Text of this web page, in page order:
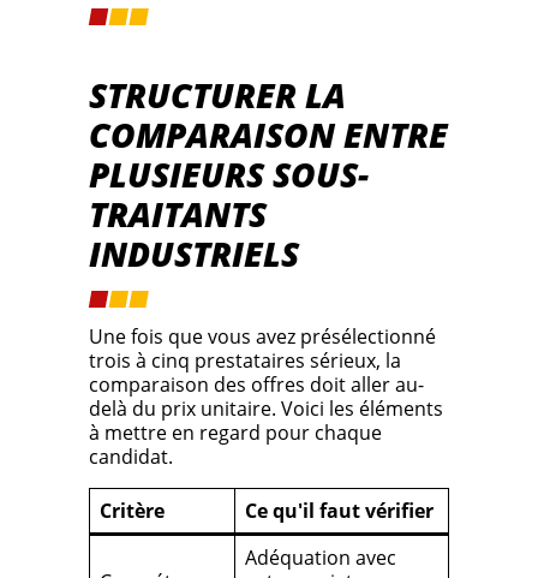
STRUCTURER LA
COMPARAISON ENTRE
PLUSIEURS SOUS-
TRAITANTS
INDUSTRIELS
Une fois que vous avez présélectionné
trois à cinq prestataires sérieux, la
comparaison des offres doit aller au-
delà du prix unitaire. Voici les éléments
à mettre en regard pour chaque
candidat.
Critère Ce qu'il faut vérifier
Adéquation avec